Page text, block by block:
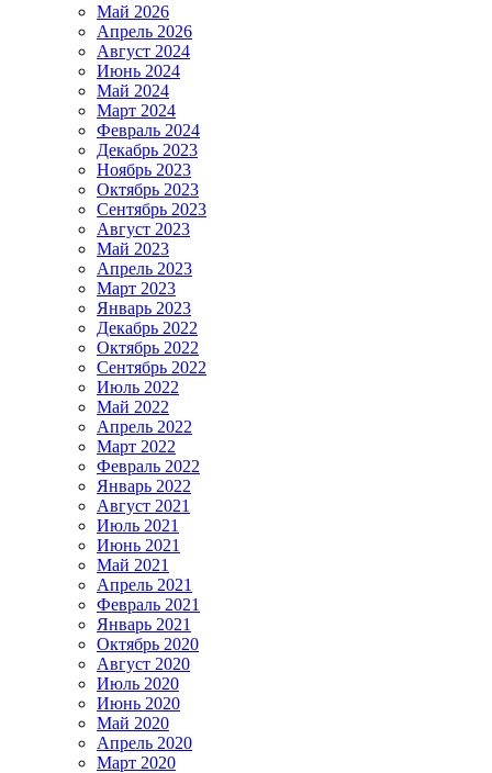
Май 2026
Апрель 2026
Август 2024
Июнь 2024
Май 2024
Март 2024
Февраль 2024
Декабрь 2023
Ноябрь 2023
Октябрь 2023
Сентябрь 2023
Август 2023
Май 2023
Апрель 2023
Март 2023
Январь 2023
Декабрь 2022
Октябрь 2022
Сентябрь 2022
Июль 2022
Май 2022
Апрель 2022
Март 2022
Февраль 2022
Январь 2022
Август 2021
Июль 2021
Июнь 2021
Май 2021
Апрель 2021
Февраль 2021
Январь 2021
Октябрь 2020
Август 2020
Июль 2020
Июнь 2020
Май 2020
Апрель 2020
Март 2020